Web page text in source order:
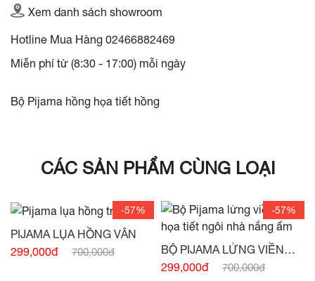
Xem danh sách showroom
Hotline Mua Hàng 02466882469
Miễn phí từ (8:30 - 17:00) mỗi ngày
Bộ Pijama hồng họa tiết hồng
CÁC SẢN PHẨM CÙNG LOẠI
-57%
PIJAMA LỤA HỒNG VÂN
299,000đ
700,000đ
-57%
BỘ PIJAMA LỬNG VIỀN
TAY HỌA TIẾT NGÔI NHÀ
299,000đ 700,000đ